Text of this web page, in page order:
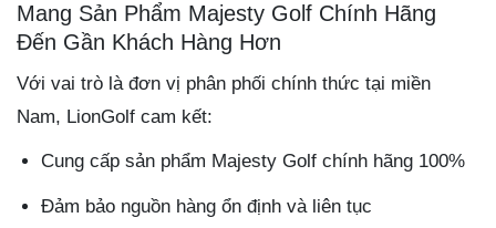
Mang Sản Phẩm Majesty Golf Chính Hãng
Đến Gần Khách Hàng Hơn
Với vai trò là đơn vị phân phối chính thức tại miền
Nam, LionGolf cam kết:
Cung cấp sản phẩm Majesty Golf chính hãng 100%
Đảm bảo nguồn hàng ổn định và liên tục